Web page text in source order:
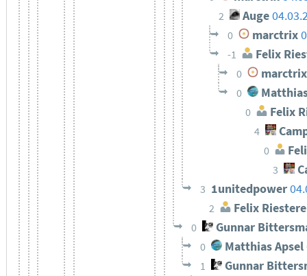
2 Auge
0 marctrix
-1 Felix
0 marctrix
0
0 Felix
4
0
3
3 1unitedpower
2 Felix
0 Gunnar
0 Matthias Apsel
1 Gunnar